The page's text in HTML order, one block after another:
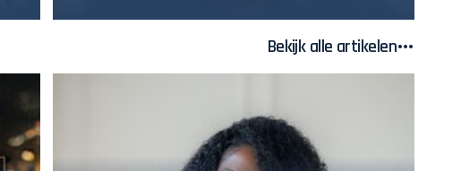
Bekijk alle artikelen